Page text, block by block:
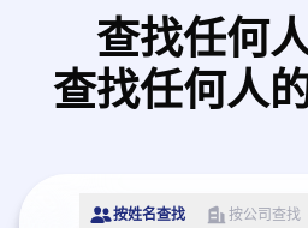
查找任何
查找任何人
按姓名查找 按公司查找